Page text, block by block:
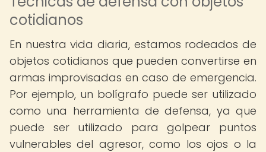
cotidianos
En nuestra vida diaria, estamos rodeados de
objetos cotidianos que pueden convertirse en
armas improvisadas en caso de emergencia.
Por ejemplo, un bolígrafo puede ser utilizado
como una herramienta de defensa, ya que
puede ser utilizado para golpear puntos
vulnerables del agresor, como los ojos o la